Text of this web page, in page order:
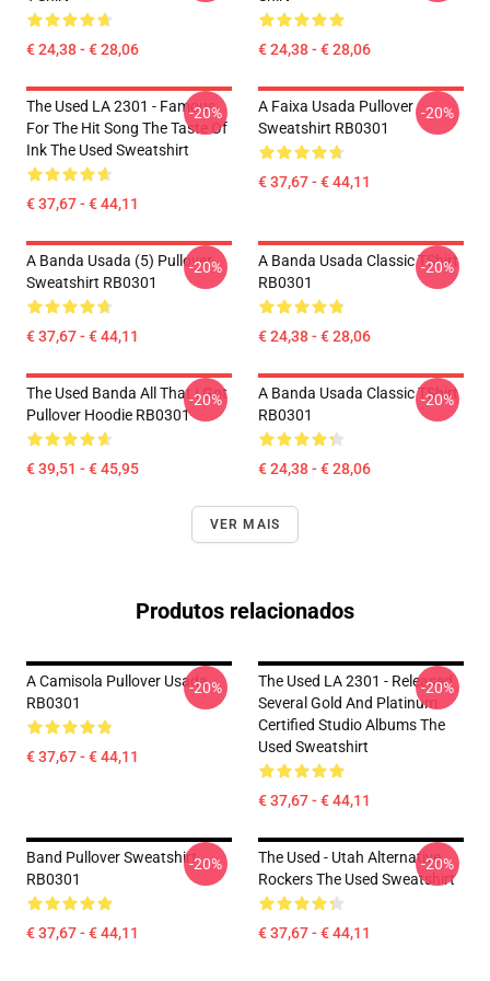
€ 24,38 - € 28,06 € 24,38 - € 28,06
The Used LA 2301 - Famous
For The Hit Song The Taste Of
Ink The Used Sweatshirt
€ 37,67 - € 44,11
-20%
A Faixa Usada Pullover
Sweatshirt RB0301
€ 37,67 - € 44,11
-20%
A Banda Usada (5) Pullover
Sweatshirt RB0301
€ 37,67 - € 44,11
-20%
A Banda Usada Classic TShirt
RB0301
€ 24,38 - € 28,06
-20%
The Used Banda All That I Got
Pullover Hoodie RB0301
€ 39,51 - € 45,95
-20%
A Banda Usada Classic TShirt
RB0301
€ 24,38 - € 28,06
-20%
VER MAIS
Produtos relacionados
A Camisola Pullover Usada
RB0301
€ 37,67 - € 44,11
-20%
The Used LA 2301 - Released
Several Gold And Platinum
Certified Studio Albums The
Used Sweatshirt
€ 37,67 - € 44,11
-20%
Band Pullover Sweatshirt
RB0301
€ 37,67 - € 44,11
-20%
The Used - Utah Alternative
Rockers The Used Sweatshirt
€ 37,67 - € 44,11
-20%